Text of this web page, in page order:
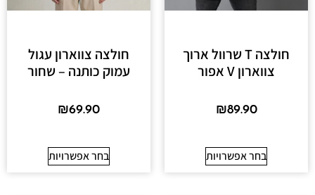
חולצה T שרוול ארוך
צווארון V אפור
₪89.90
בחר אפשרויות
חולצה צווארון עגול
עמוק כותנה – שחור
₪69.90
בחר אפשרויות